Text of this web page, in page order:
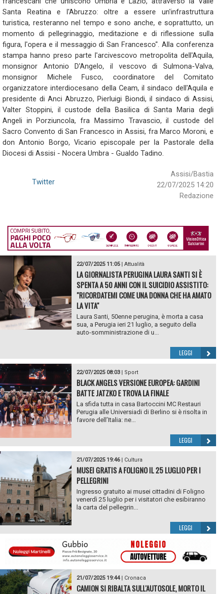
Santa Reatina e l'Abruzzo: oltre a essere un'infrastruttura
turistica, resteranno nel tempo e sono anche, e soprattutto, un
momento di pellegrinaggio, meditazione e di riflessione sulla
figura, l'opera e il messaggio di San Francesco". Alla conferenza
stampa hanno preso parte l'arcivescovo metropolita dell'Aquila,
monsignor Antonio D'Angelo, il vescovo di Sulmona-Valva,
monsignor Michele Fusco, coordinatore del Comitato
organizzatore interdiocesano della Ceam, il sindaco dell'Aquila e
presidente di Anci Abruzzo, Pierluigi Biondi, il sindaco di Assisi,
Valter Stoppini, il custode della Basilica di Santa Maria degli
Angeli in Porziuncola, fra Massimo Travascio, il custode del
Sacro Convento di San Francesco in Assisi, fra Marco Moroni, e
don Antonio Borgo, Vicario episcopale per la Pastorale della
Diocesi di Assisi - Nocera Umbra - Gualdo Tadino.
Assisi/Bastia
22/07/2025 14:20
Redazione
Twitter
22/07/2025 11:05| Attualità
LA GIORNALISTA PERUGINA LAURA SANTI SI È
SPENTA A 50 ANNI CON IL SUICIDIO ASSISTITO:
"RICORDATEMI COME UNA DONNA CHE HA AMATO
LA VITA"
Laura Santi, 50enne perugina, è morta a casa
sua, a Perugia ieri 21 luglio, a seguito della
auto-somministrazione di u...
LEGGI
22/07/2025 08:03| Sport
BLACK ANGELS VERSIONE EUROPEA: GARDINI
BATTE JATZKO E TROVA LA FINALE
La sfida tutta in casa Bartoccini MC Restauri
Perugia alle Universiadi di Berlino si è risolta in
favore dell’Italia: ne...
LEGGI
21/07/2025 19:46| Cultura
MUSEI GRATIS A FOLIGNO IL 25 LUGLIO PER I
PELLEGRINI
Ingresso gratuito ai musei cittadini di Foligno
venerdì 25 luglio per i visitatori che esibiranno
la carta del pellegrin...
LEGGI
21/07/2025 19:44| Cronaca
CAMION SI RIBALTA SULL'AUTOSOLE, MORTO IL